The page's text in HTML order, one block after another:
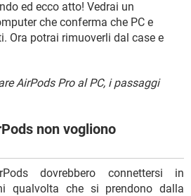
ed ecco atto! Vedrai un
che conferma che PC e
Ora potrai rimuoverli dal case e
AirPods Pro al PC, i passaggi
non vogliono
dovrebbero connettersi in
qualvolta che si prendono dalla